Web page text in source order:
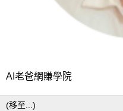
AI老爸網賺學院